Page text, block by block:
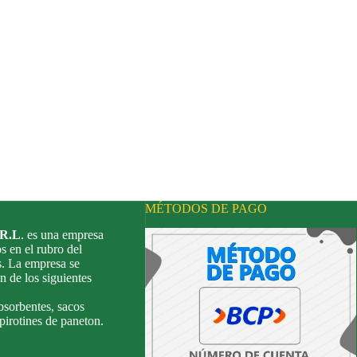
. es una empresa
en el rubro del
La empresa se
de los siguientes
sacos
de paneton.
MÉTODOS DE PAGO